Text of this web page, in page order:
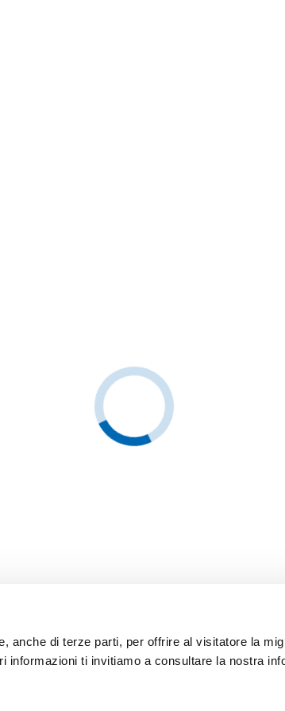
anche di terze parti, per offrire al visitatore la
informazioni ti invitiamo a consultare la nostra